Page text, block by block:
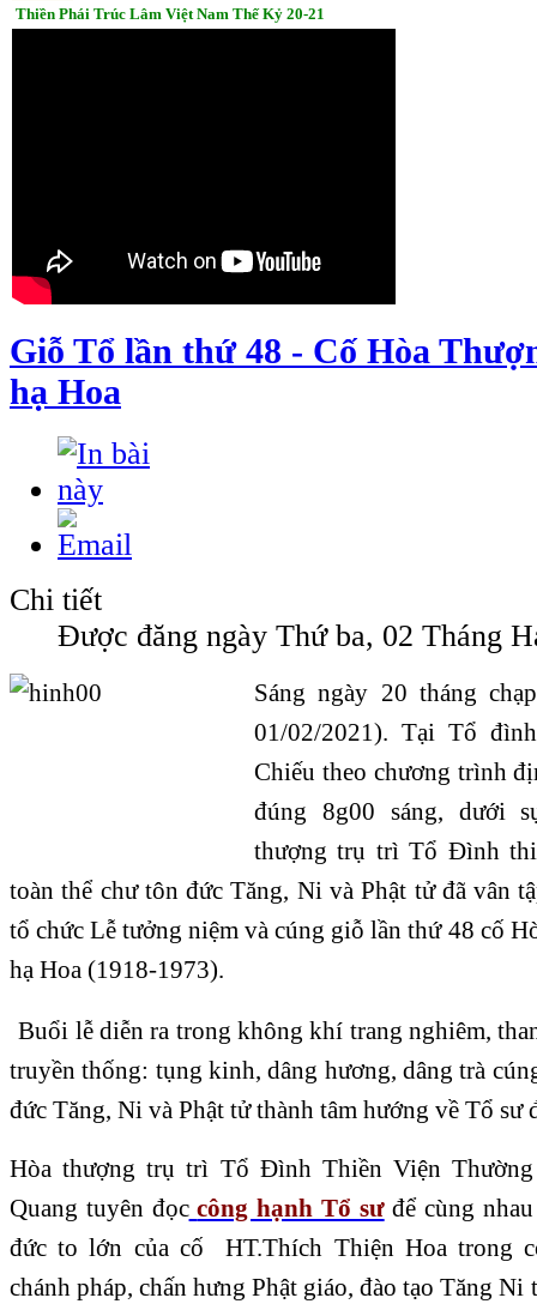
Thiền Phái Trúc Lâm Việt Nam Thế Kỷ 20-21
Giỗ Tổ lần thứ 48 - Cố Hòa
hạ Hoa
Chi tiết
Được đăng ngày Thứ ba, 02 Tháng
Sáng ngày 20 tháng
01/02/2021). Tại Tổ
Chiếu theo chương trình
đúng 8g00 sáng, dưới
thượng trụ trì Tổ Đình
toàn thể chư tôn đức Tăng, Ni và Phật tử đã vân
tổ chức Lễ tưởng niệm và cúng giỗ lần thứ 48 cố
hạ Hoa (1918-1973).
Buổi lễ diễn ra trong không khí trang nghiêm,
truyền thống: tụng kinh, dâng hương, dâng trà
đức Tăng, Ni và Phật tử thành tâm hướng về Tổ sư
Hòa thượng trụ trì Tổ Đình Thiền Viện
Quang tuyên đọc công hạnh Tổ sưđể cùng
đức to lớn của cố HT.Thích Thiện Hoa trong
chánh pháp, chấn hưng Phật giáo, đào tạo Tăng Ni